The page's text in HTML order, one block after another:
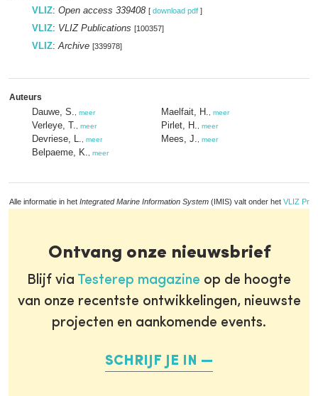
VLIZ: Open access 339408 [ download pdf ]
VLIZ: VLIZ Publications [100357]
VLIZ:Archive [339978]
Auteurs
Dauwe, S. meer
Verleye, T. meer
Devriese, L. meer
Belpaeme, K. meer
Maelfait, H. meer
Pirlet, H. meer
Mees, J. meer
Alle informatie in het Integrated Marine Information System (IMIS) valt onder het VLIZ
Ontvang onze nieuwsbrief
Blijf via Testerep magazine op de hoogte
van onze recentste ontwikkelingen, nieuwste
projecten en aankomende events.
SCHRIJF JE IN